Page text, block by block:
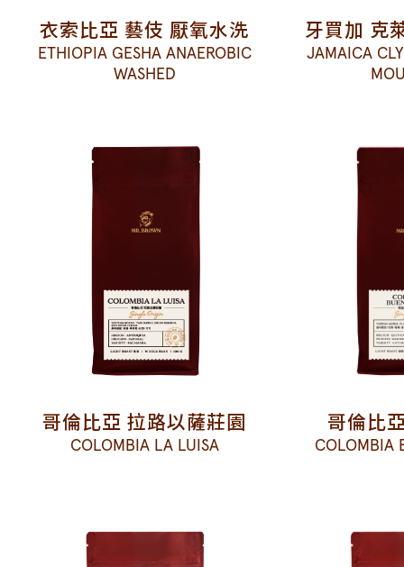
衣索比亞 藝伎 厭氧水洗
ETHIOPIA GESHA ANAEROBIC
WASHED
牙買加 克
JAMAICA
哥倫比亞 拉路以薩莊園
COLOMBIA LA LUISA
哥倫比
COLOMBIA